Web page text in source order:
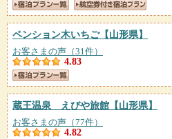
ペンション木いちご【山形県】
お客さまの声（31件）
4.83
蔵王温泉 えびや旅館 【山形県】
お客さまの声（77件）
4.82